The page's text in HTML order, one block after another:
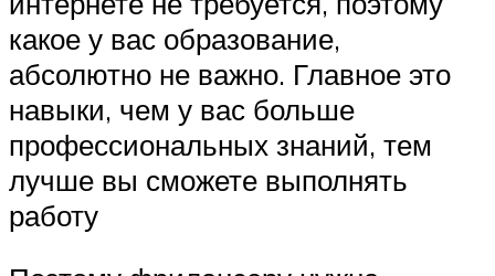
какое у вас образование,
абсолютно не важно. Главное это
навыки, чем у вас больше
профессиональных знаний, тем
лучше вы сможете выполнять
работу